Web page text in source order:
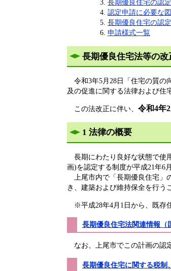
長期優良住宅の認
認定申請に必要な
長期優良住宅の認
申請様式一覧
長期優良住宅法等の
令和3年5月28日「住宅の質の
及の促進に関する法律および住
この法改正に伴い、 令和4年
1 法律の概要
長期にわたり良好な状態で使
画)を認定する制度が平成21年6
上尾市内で「長期優良住宅」
き、建築および維持保全を行う
※平成28年4月1日から、既存
長期優良住宅法関連情報（
なお、上尾市でこの計画の認
長期優良住宅に関する税制